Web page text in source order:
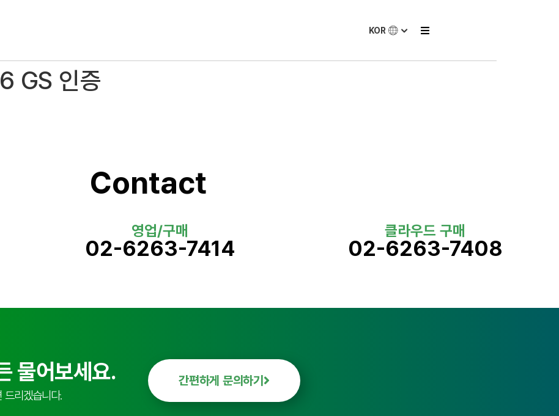
KOR
GS 인증
Contact
영업/구매
02-6263-7414
클라우드 구매
02-6263-7408
물어보세요.
드리겠습니다.
간편하게 문의하기